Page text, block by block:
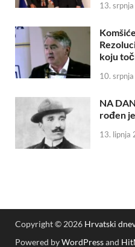
13.
koju
10.
NA
rođen
13. lipnja
Copyright © 2026 Hrvatski
Powered byWordPressand